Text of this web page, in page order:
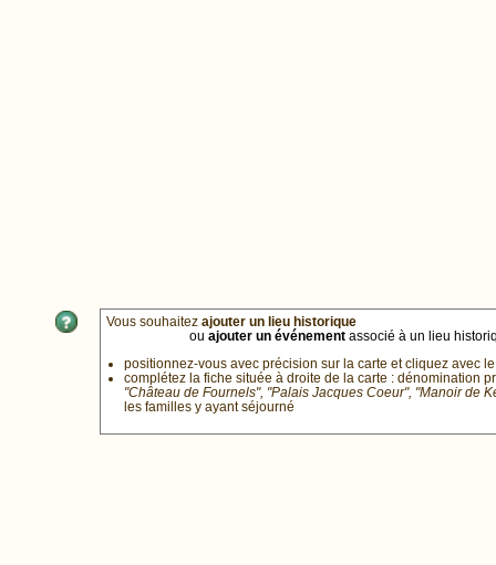
Vous souhaitez ajouter un lieu historique
ou ajouter un événement associé à un lieu
positionnez-vous avec précision sur la carte et cliquez avec
complétez la fiche située à droite de la carte : dénomination
"Château de Fournels", "Palais Jacques Coeur", "Manoir de
les familles y ayant séjourné